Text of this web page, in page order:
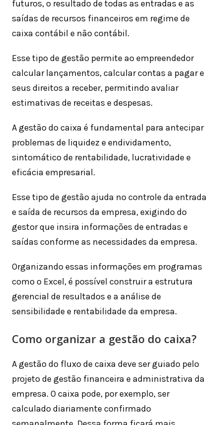
futuros, o resultado de todas as entradas e as
saídas de recursos financeiros em regime de
caixa contábil e não contábil.
Esse tipo de gestão permite ao empreendedor
calcular lançamentos, calcular contas a pagar e
seus direitos a receber, permitindo avaliar
estimativas de receitas e despesas.
A gestão do caixa é fundamental para antecipar
problemas de liquidez e endividamento,
sintomático de rentabilidade, lucratividade e
eficácia empresarial.
Esse tipo de gestão ajuda no controle da entrada
e saída de recursos da empresa, exigindo do
gestor que insira informações de entradas e
saídas conforme as necessidades da empresa.
Organizando essas informações em programas
como o Excel, é possível construir a estrutura
gerencial de resultados e a análise de
sensibilidade e rentabilidade da empresa.
Como organizar a gestão do caixa?
A gestão do fluxo de caixa deve ser guiado pelo
projeto de gestão financeira e administrativa da
empresa. O caixa pode, por exemplo, ser
calculado diariamente confirmado